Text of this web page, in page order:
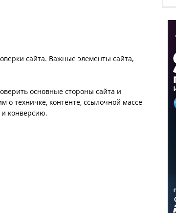
сайта. Важные элементы сайта,
основные стороны сайта и
о техничке, контенте, ссылочной массе
конверсию.